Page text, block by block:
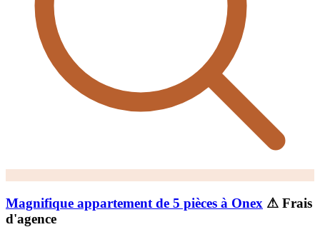
Magnifique appartement de 5 pièces à Onex ⚠ Frais
d'agence